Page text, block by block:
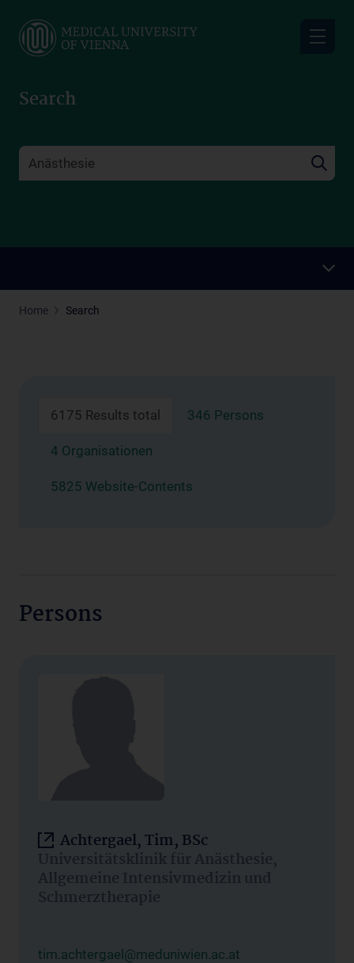
main
Search
Home Search
6175 Results total 346 Persons
4 Organisationen
5825 Website-Contents
Persons
Achtergael, Tim, BSc
Universitätsklinik für Anästhesie,
Allgemeine Intensivmedizin und
Schmerztherapie
tim.achtergael@meduniwien.ac.at